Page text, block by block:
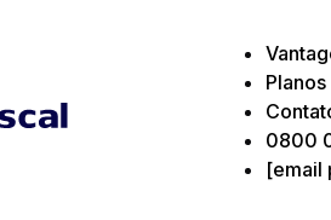
Planos
0800
[email